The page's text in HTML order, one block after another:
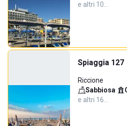
e altri 10…
Spiaggia 127
Riccione
Sabbiosa·
e altri 16…